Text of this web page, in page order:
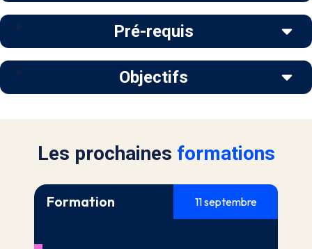
Pré-requis
Objectifs
Les prochaines formations
Formation 11 septembre